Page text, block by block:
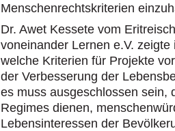
Menschenrechtskriterien
Dr. Awet Kessete vom
voneinander Lernen e.V.
welche Kriterien für Projekte
der Verbesserung der
es muss ausgeschlossen sein,
Regimes dienen,
Lebensinteressen der